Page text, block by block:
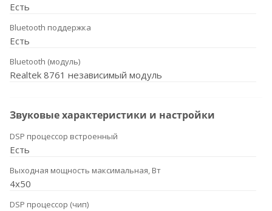
Есть
Bluetooth поддержка
Есть
Bluetooth (модуль)
Realtek 8761 независимый модуль
Звуковые характеристики и настройки
DSP процессор встроенный
Есть
Выходная мощность максимальная, Вт
4x50
DSP процессор (чип)